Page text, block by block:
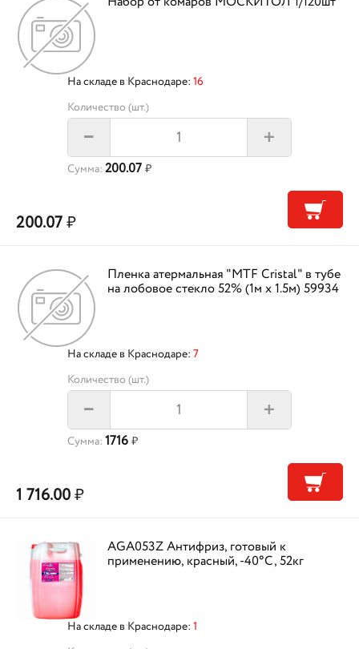
На складе в Краснодаре: 16
Количество (шт.)
– +
Сумма: 200.07 ₽
200.07₽
Пленка атермальная "MTF Cristal" в тубе
на лобовое стекло 52% (1м х 1.5м) 59934
На складе в Краснодаре: 7
Количество (шт.)
– +
Сумма: 1716 ₽
1 716.00₽
AGA053Z Антифриз, готовый к
применению, красный, -40°С, 52кг
На складе в Краснодаре: 1